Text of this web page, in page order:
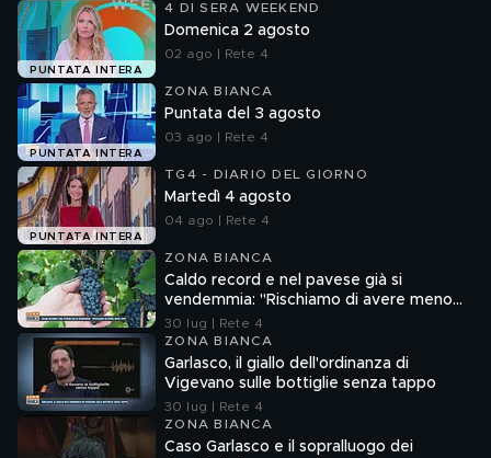
PUNTATA INTERA
4 DI SERA WEEKEND
Domenica 2 agosto
02 ago | Rete 4
PUNTATA INTERA
ZONA BIANCA
Puntata del 3 agosto
03 ago | Rete 4
PUNTATA INTERA
TG4 - DIARIO DEL GIORNO
Martedì 4 agosto
04 ago | Rete 4
ZONA BIANCA
Caldo record e nel pavese già si
vendemmia: "Rischiamo di avere meno
vino"
30 lug | Rete 4
ZONA BIANCA
Garlasco, il giallo dell'ordinanza di
Vigevano sulle bottiglie senza tappo
30 lug | Rete 4
ZONA BIANCA
Caso Garlasco e il sopralluogo dei